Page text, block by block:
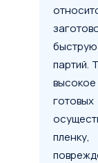
партий.
высокое